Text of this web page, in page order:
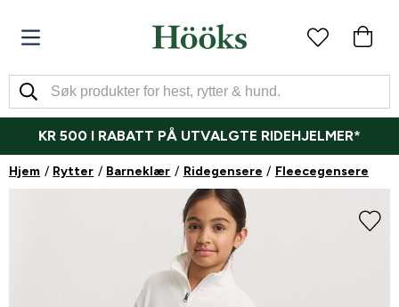
KR 500 I RABATT PÅ UTVALGTE RIDEHJELMER*
Hjem Rytter Barneklær Ridegensere Fleecegensere